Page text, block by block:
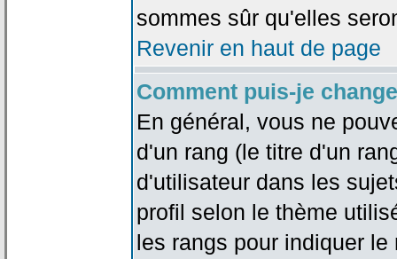
sommes sûr qu'elles
Revenir en haut de page
Comment puis-je
En général, vous ne
d'un rang (le titre d'un
d'utilisateur dans les
profil selon le thème
les rangs pour indiquer